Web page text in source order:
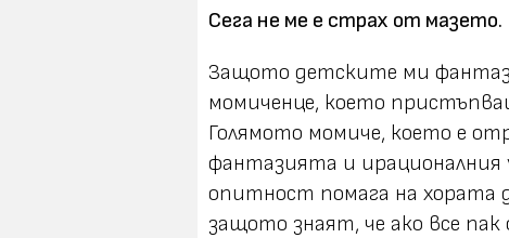
Сега не ме е страх от мазето.
Защото детските ми
момиченце, което
Голямото момиче, което е
фантазията и ирационалния
опитност помага на хората
защото знаят, че ако все